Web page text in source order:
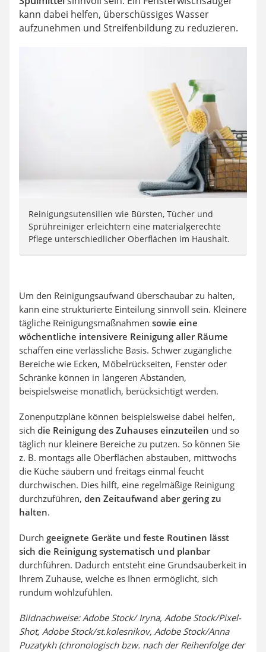
kann dabei helfen, überschüssiges Wasser
aufzunehmen und Streifenbildung zu reduzieren.
Reinigungsutensilien wie Bürsten, Tücher und
Sprühreiniger erleichtern eine materialgerechte
Pflege unterschiedlicher Oberflächen im Haushalt.
Um den Reinigungsaufwand überschaubar zu halten,
kann eine strukturierte Einteilung sinnvoll sein. Kleinere
tägliche Reinigungsmaßnahmen sowie eine
wöchentliche intensivere Reinigung aller Räume
schaffen eine verlässliche Basis. Schwer zugängliche
Bereiche wie Ecken, Möbelrückseiten, Fenster oder
Schränke können in längeren Abständen,
beispielsweise monatlich, berücksichtigt werden.
Zonenputzpläne können beispielsweise dabei helfen,
sich die Reinigung des Zuhauses einzuteilen und so
täglich nur kleinere Bereiche zu putzen. So können Sie
z. B. montags alle Oberflächen abstauben, mittwochs
die Küche säubern und freitags einmal feucht
durchwischen. Dies hilft, eine regelmäßige Reinigung
durchzuführen, den Zeitaufwand aber gering zu
halten.
Durch geeignete Geräte und feste Routinen lässt
sich die Reinigung systematisch und planbar
durchführen. Dadurch entsteht eine Grundsauberkeit in
Ihrem Zuhause, welche es Ihnen ermöglicht, sich
rundum wohlzufühlen.
Bildnachweise: Adobe Stock/ Iryna, Adobe Stock/Pixel-
Shot, Adobe Stock/st.kolesnikov, Adobe Stock/Anna
Puzatykh (chronologisch bzw. nach der Reihenfolge der